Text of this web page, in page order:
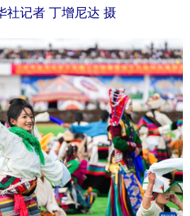
社记者 丁增尼达 摄